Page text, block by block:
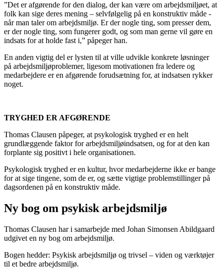
”Det er afgørende for den dialog, der kan være om arbejdsmiljøet, at
folk kan sige deres mening – selvfølgelig på en konstruktiv måde -
når man taler om arbejdsmiljø. Er der nogle ting, som presser dem,
er der nogle ting, som fungerer godt, og som man gerne vil gøre en
indsats for at holde fast i,” påpeger han.
En anden vigtig del er lysten til at ville udvikle konkrete løsninger
på arbejdsmiljøproblemer, ligesom motivationen fra ledere og
medarbejdere er en afgørende forudsætning for, at indsatsen rykker
noget.
TRYGHED ER AFGØRENDE
Thomas Clausen påpeger, at psykologisk tryghed er en helt
grundlæggende faktor for arbejdsmiljøindsatsen, og for at den kan
forplante sig positivt i hele organisationen.
Psykologisk tryghed er en kultur, hvor medarbejderne ikke er bange
for at sige tingene, som de er, og sætte vigtige problemstillinger på
dagsordenen på en konstruktiv måde.
Ny bog om psykisk arbejdsmiljø
Thomas Clausen har i samarbejde med Johan Simonsen Abildgaard
udgivet en ny bog om arbejdsmiljø.
Bogen hedder: Psykisk arbejdsmiljø og trivsel – viden og værktøjer
til et bedre arbejdsmiljø.